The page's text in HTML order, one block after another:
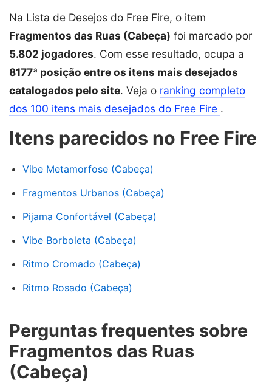
Na Lista de Desejos do Free Fire, o item
Fragmentos das Ruas (Cabeça) foi marcado por
5.802 jogadores. Com esse resultado, ocupa a
8177ª posição entre os itens mais desejados
catalogados pelo site. Veja o ranking completo
dos 100 itens mais desejados do Free Fire .
Itens parecidos no Free Fire
Vibe Metamorfose (Cabeça)
Fragmentos Urbanos (Cabeça)
Pijama Confortável (Cabeça)
Vibe Borboleta (Cabeça)
Ritmo Cromado (Cabeça)
Ritmo Rosado (Cabeça)
Perguntas frequentes sobre
Fragmentos das Ruas
(Cabeça)